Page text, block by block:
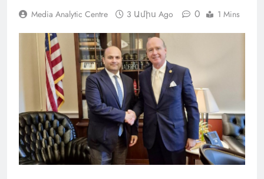
Media Analytic Centre 3 Ամիս Ago 0 1 Mins